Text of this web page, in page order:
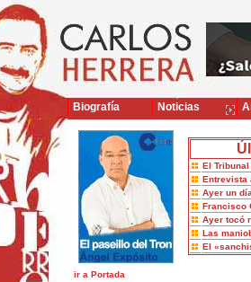
El
Entrevista
Ayer un
Francisco
Ayer tocó
Las
El
ir a Portada
Biografía Noticias